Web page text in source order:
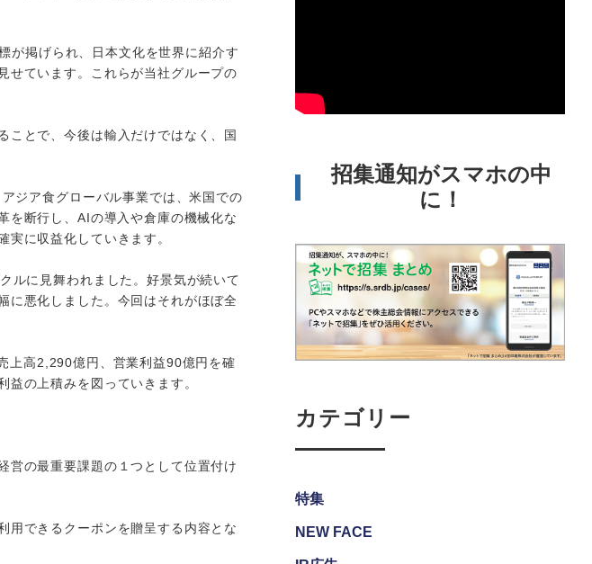
が掲げられ、日本文化を世界に紹介す
せています。これらが当社グループの
とで、今後は輸入だけではなく、国
ジア食グローバル事業では、米国での
を断行し、AIの導入や倉庫の機械化な
に収益化していきます。
ルに見舞われました。好景気が続いて
に悪化しました。今回はそれがほぼ全
上高2,290億円、営業利益90億円を確
の上積みを図っていきます。
の最重要課題の１つとして位置付け
できるクーポンを贈呈する内容とな
招集通知がスマホの中
に！
カテゴリー
特集
NEW FACE